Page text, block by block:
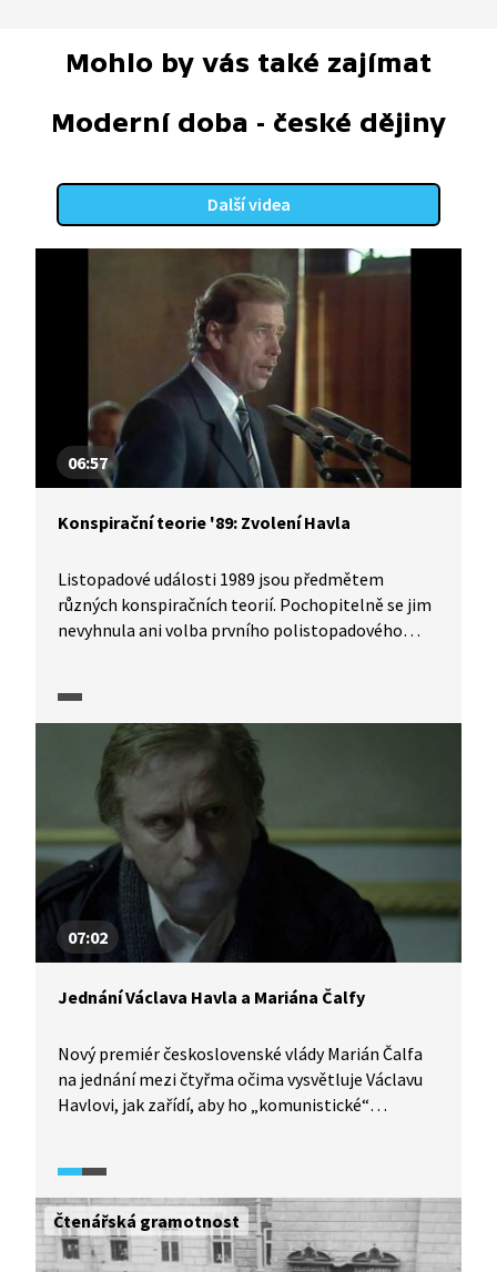
Mohlo by vás také zajímat
Moderní doba - české dějiny
Další videa
06:57
Konspirační teorie '89: Zvolení Havla
Listopadové události 1989 jsou předmětem
různých konspiračních teorií. Pochopitelně se jim
nevyhnula ani volba prvního polistopadového
a představitele komunistického režimu Mariána
Čalfy. Je pravda, že po ní byl Havel zvolen
prezidentem jednomyslně všemi poslanci
tehdejšího Federálního shromáždění. A je pravda,
že komunistická strana nebyla nikdy zakázána. Co
se však na schůzce opravdu odehrálo, nikdo neví.
07:02
Jednání Václava Havla a Mariána Čalfy
Nový premiér československé vlády Marián Čalfa
na jednání mezi čtyřma očima vysvětluje Václavu
Havlovi, jak zařídí, aby ho „komunistické“
Čtenářská gramotnost